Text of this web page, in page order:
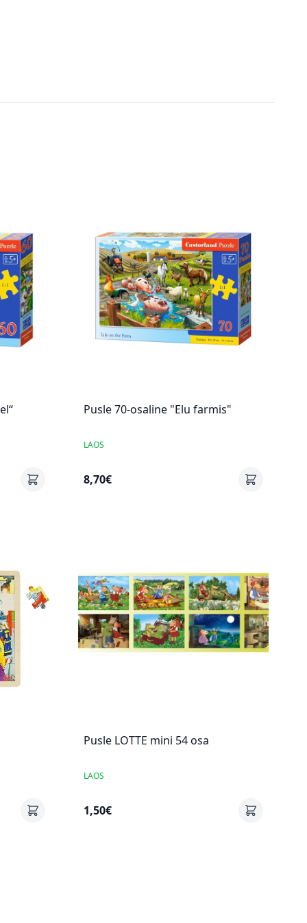
Pusle 70-osaline "Elu farmis"
LAOS
8,70€
Pusle LOTTE mini 54 osa
LAOS
1,50€